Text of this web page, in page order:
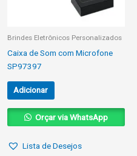
Brindes Eletrônicos Personalizados
Caixa de Som com Microfone
SP97397
Adicionar
Orçar via WhatsApp
Lista de Desejos